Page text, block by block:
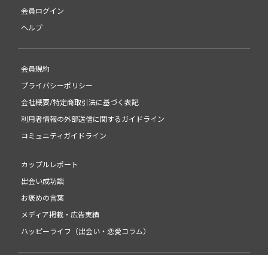
会員ログイン
ヘルプ
会員規約
プライバシーポリシー
会社概要/特定商取引法に基づく表記
利用者情報の外部送信に関するガイドライン
コミュニティガイドライン
カップルレポート
出会い成功談
お褒めの言葉
メディア掲載・広告実績
ハッピーライフ（出会い・恋愛コラム）